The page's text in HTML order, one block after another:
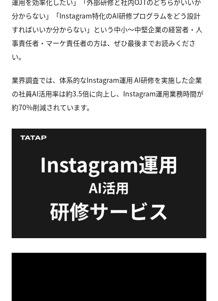
分からない」「Instagram特化のAI研修プログラムをどう設計
すればいいか分からない」という中小〜中堅企業の経営者・人
事責任者・マーケ責任者の方は、ぜひ最後までお読みくださ
い。
業界調査では、体系的なInstagram運用 AI研修を実施した企業
の社員AI活用率は約3.5倍に向上し、Instagram運用業務時間が
約70%削減されています。